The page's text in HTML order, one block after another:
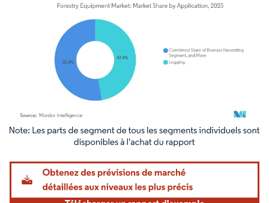
Image © Mordor Intelligence. La réutilisation nécessite une attribution sous CC BY